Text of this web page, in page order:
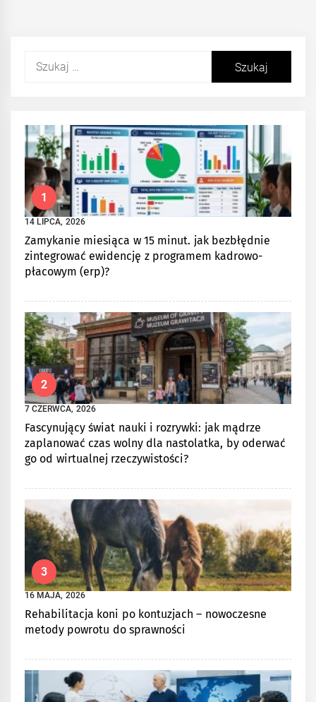
Szukaj:
1
14 LIPCA, 2026
Zamykanie miesiąca w 15 minut. jak bezbłędnie
zintegrować ewidencję z programem kadrowo-
płacowym (erp)?
2
7 CZERWCA, 2026
Fascynujący świat nauki i rozrywki: jak mądrze
zaplanować czas wolny dla nastolatka, by oderwać
go od wirtualnej rzeczywistości?
3
16 MAJA, 2026
Rehabilitacja koni po kontuzjach – nowoczesne
metody powrotu do sprawności